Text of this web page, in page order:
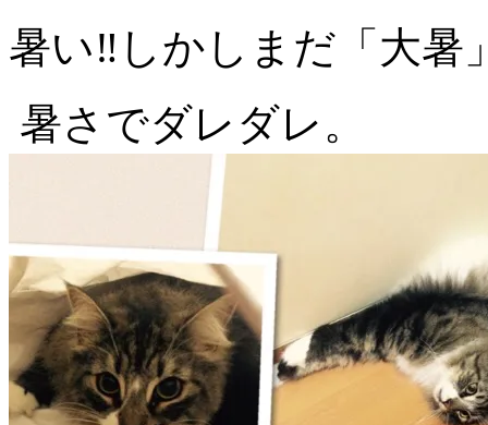
暑い‼️しかしまだ「大暑
暑さでダレダレ。